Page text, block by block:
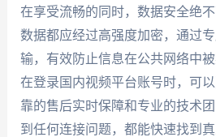
在享受流畅的同时，数据安全绝
数据都应经过高强度加密，通过
输，有效防止信息在公共网络中
在登录国内视频平台账号时，可
靠的售后实时保障和专业的技术
到任何连接问题，都能快速找到